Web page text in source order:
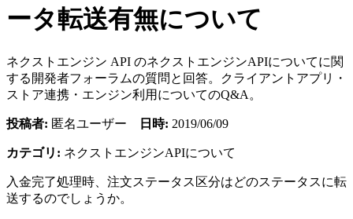
ータ転送有無について
ネクストエンジン API のネクストエンジンAPIについてに関
する開発者フォーラムの質問と回答。クライアントアプリ・
ストア連携・エンジン利用についてのQ&A。
投稿者: 匿名ユーザー 日時: 2019/06/09
カテゴリ: ネクストエンジンAPIについて
入金完了処理時、注文ステータス区分はどのステータスに転
送するのでしょうか。